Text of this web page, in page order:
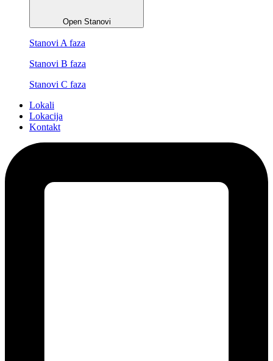
Open Stanovi
Stanovi A faza
Stanovi B faza
Stanovi C faza
Lokali
Lokacija
Kontakt